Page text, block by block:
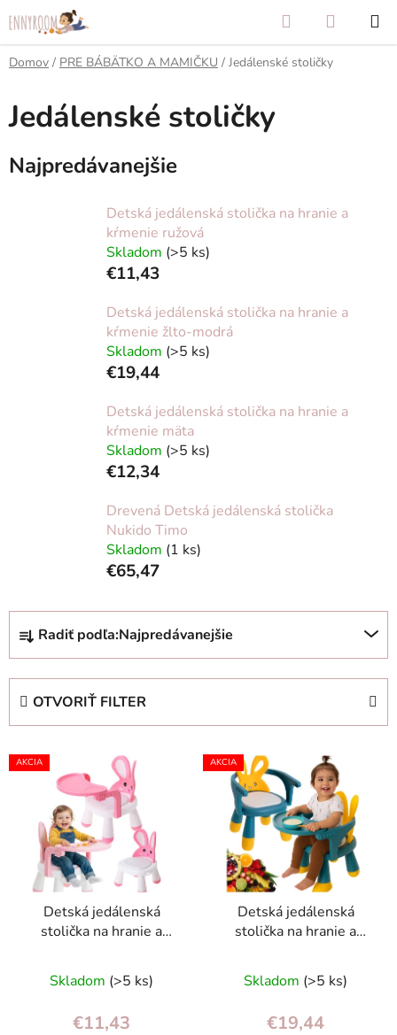
na
obsah
Hľadať
KOŠÍK
Domov / PRE BÁBÄTKO A MAMIČKU / Jedálenské stoličky
Jedálenské stoličky
Najpredávanejšie
Detská jedálenská stolička na hranie a
kŕmenie ružová
Skladom (>5 ks)
€11,43
Detská jedálenská stolička na hranie a
kŕmenie žlto-modrá
Skladom (>5 ks)
€19,44
Detská jedálenská stolička na hranie a
kŕmenie mäta
Skladom (>5 ks)
€12,34
Drevená Detská jedálenská stolička
Nukido Timo
Skladom (1 ks)
€65,47
R
d
e
Radiť podľa:Najpredávanejšie
OTVORIŤ FILTER
V
ý
AKCIA
Detská jedálenská
stolička na hranie a
hodnotenie
produktu
Skladom (>5 ks)
€11,43
AKCIA
Detská jedálenská
stolička na hranie a
hodnotenie
produktu
Skladom (>5 ks)
€19,44